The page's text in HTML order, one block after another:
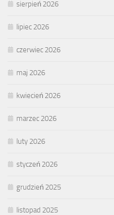
sierpień 2026
lipiec 2026
czerwiec 2026
maj 2026
kwiecień 2026
marzec 2026
luty 2026
styczeń 2026
grudzień 2025
listopad 2025